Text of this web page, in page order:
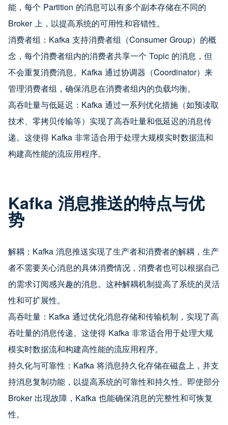
能，每个 Partition 的消息可以有多个副本存储在不同的
Broker 上，以提高系统的可用性和容错性。
消费者组：Kafka 支持消费者组（Consumer Group）的概
念，每个消费者组内的消费者共享一个 Topic 的消息，但
不会重复消费消息。Kafka 通过协调器（Coordinator）来
管理消费者组，确保消息在消费者组内的负载均衡。
高吞吐量与低延迟：Kafka 通过一系列优化措施（如预读取
技术、零拷贝传输等）实现了高吞吐量和低延迟的消息传
递。这使得 Kafka 非常适合用于处理大规模实时数据流和
构建高性能的流应用程序。
Kafka 消息推送的特点与优
势
解耦：Kafka 消息推送实现了生产者和消费者的解耦，生产
者不需要关心消息的具体消费情况，消费者也可以根据自己
的需求订阅感兴趣的消息。这种解耦机制提高了系统的灵活
性和可扩展性。
高吞吐量：Kafka 通过优化消息存储和传输机制，实现了高
吞吐量的消息传递。这使得 Kafka 非常适合用于处理大规
模实时数据流和构建高性能的流应用程序。
持久化与可靠性：Kafka 将消息持久化存储在磁盘上，并支
持消息复制功能，以提高系统的可靠性和持久性。即使部分
Broker 出现故障，Kafka 也能确保消息的完整性和可恢复
性。